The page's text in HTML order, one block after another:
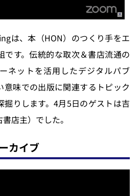
は、本（HON）のつくり手をエ
です。伝統的な取次＆書店流通の
ネットを活用したデジタルパブ
意味での出版に関連するトピック
掘りします。4月5日のゲストは吉
店主）でした。
カイブ